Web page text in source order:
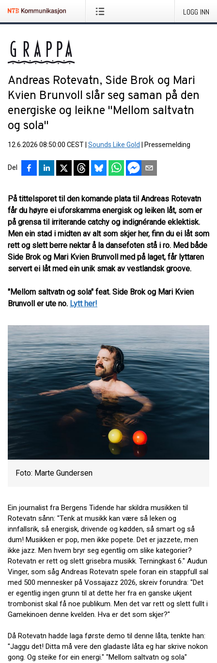
LOGG INN
Andreas Rotevatn, Side Brok og Mari
Kvien Brunvoll slår seg saman på den
energiske og leikne "Mellom saltvatn
og sola"
12.6.2026 08:50:00 CEST Sounds Like Gold Pressemelding
Del
På tittelsporet til den komande plata til Andreas Rotevatn
får du høyre ei uforskamma energisk og leiken låt, som er
på grensa til irriterande catchy og indignérande eklektisk.
Men ein stad i midten av alt som skjer her, finn du ei låt som
rett og slett berre nektar å la dansefoten stå i ro. Med både
Side Brok og Mari Kvien Brunvoll med på laget, får lyttaren
servert ei låt med ein unik smak av vestlandsk groove.
"Mellom saltvatn og sola" feat. Side Brok og Mari Kvien
Brunvoll er ute no. Lytt her!
Foto: Marte Gundersen
Ein journalist fra Bergens Tidende har skildra musikken til
Rotevatn sånn: "Tenk at musikk kan være så leken og
innfallsrik, så energisk, drivende og kødden, så smart og så
dum! Musikken er pop, men ikke popete. Det er jazzete, men
ikke jazz. Men hvem bryr seg egentlig om slike kategorier?
Rotevatn er rett og slett grisebra musikk. Terningkast 6." Audun
Vinger, som såg Andreas Rotevatn spele foran ein stappfull sal
med 500 mennesker på Vossajazz 2026, skreiv forundra: "Det
er egentlig ingen grunn til at dette her fra en ganske ukjent
trombonist skal få noe publikum. Men det var rett og slett fullt i
Gamekinoen denne kvelden. Hva er det som skjer?"
Då Rotevatn hadde laga første demo til denne låta, tenkte han:
"Jaggu det! Ditta må vere den gladaste låta eg har skrive nokon
gong. Og steike for ein energi." "Mellom saltvatn og sola"